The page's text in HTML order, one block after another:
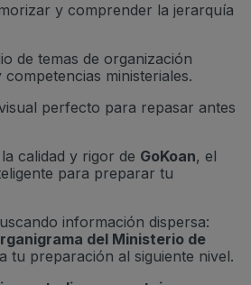
y comprender la jerarquía
de temas de organización
competencias ministeriales.
perfecto para repasar antes
calidad y rigor de GoKoan, el
para preparar tu
información dispersa:
del Ministerio de
tu preparación al siguiente nivel.